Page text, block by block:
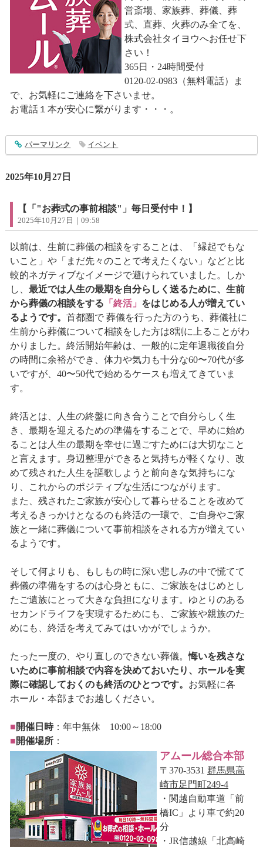
営斎場、家族葬、葬儀、葬
式、直葬、火葬のみ全てを、
株式会社タイヨウへお任せ下
さい！
365日・24時間受付
0120-02-0983（無料電話）ま
で、お気軽にご連絡を下さいませ。
お電話１本が安心に繋がります・・・。
entry5026
パーマリンク イベント
2025年10月27日
【「"お葬式の事前相談"」毎日受付中！】
2025年10月27日｜09:58
以前は、生前に葬儀の相談をすることは、「縁起でもな
いこと」や「まだ先々のことで考えたくない」などと比
較的ネガティブなイメージで避けられていました。しか
し、 最近では人生の最期を自分らしく送るために、生前
から葬儀の相談をする 「終活」 をはじめる人が増えてい
るようです。 首都圏で 葬儀を行った方のうち、葬儀社に
生前から葬儀について相談をした方は8割に上ることがわ
かりました。終活開始年齢は、一般的に定年退職後自分
の時間に余裕ができ、体力や気力も十分な60〜70代が多
いですが、40〜50代で始めるケースも増えてきていま
す。
終活とは、人生の終盤に向き合うことで自分らしく生
き、最期を迎えるための準備をすることで、早めに始め
ることは人生の最期を幸せに過ごすためには大切なこと
と言えます。身辺整理ができると気持ちが軽くなり、改
めて残された人生を謳歌しようと前向きな気持ちにな
り、これからのポジティブな生活につながります。
また、残されたご家族が安心して暮らせることを改めて
考えるきっかけとなるのも終活の一環で、ご自身やご家
族と一緒に葬儀について事前相談をされる方が増えてい
るようです。
そして何よりも、もしもの時に深い悲しみの中で慌てて
葬儀の準備をするのは心身ともに、ご家族をはじめとし
たご遺族にとって大きな負担になります。ゆとりのある
セカンドライフを実現するためにも、ご家族や親族のた
めにも、終活を考えてみてはいかがでしょうか。
たった一度の、やり直しのできない葬儀。悔いを残さな
いために事前相談で内容を決めておいたり、ホールを実
際に確認しておくのも終活のひとつです。 お気軽に各
ホール・本部までお越しください。
■開催日時：年中無休 10:00～18:00
■開催場所：
アムール総合本部
〒370-3531 群馬県高
崎市足門町249-4
・関越自動車道「前
橋IC」より車で約20
分
・JR信越線「北高崎